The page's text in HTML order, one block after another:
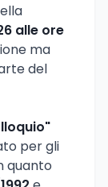
alle ore
ma
del
per gli
quanto